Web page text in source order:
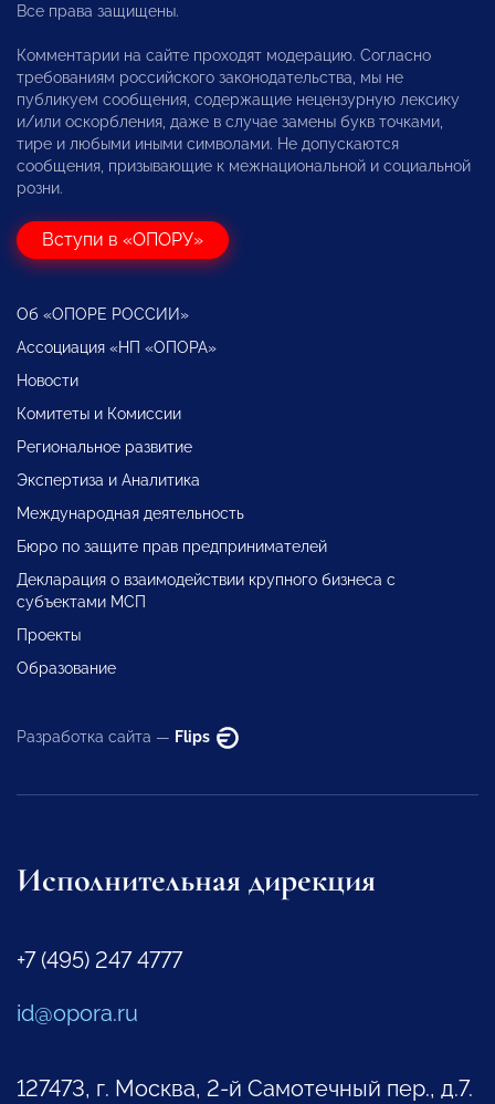
Все права защищены.
Комментарии на сайте проходят модерацию. Согласно
требованиям российского законодательства, мы не
публикуем сообщения, содержащие нецензурную лексику
и/или оскорбления, даже в случае замены букв точками,
тире и любыми иными символами. Не допускаются
сообщения, призывающие к межнациональной и социальной
розни.
Вступи в «ОПОРУ»
Об «ОПОРЕ РОССИИ»
Ассоциация «НП «ОПОРА»
Новости
Комитеты и Комиссии
Региональное развитие
Экспертиза и Аналитика
Международная деятельность
Бюро по защите прав предпринимателей
Декларация о взаимодействии крупного бизнеса с
субъектами МСП
Проекты
Образование
Разработка сайта — Flips
Исполнительная дирекция
+7 (495) 247 4777
id@opora.ru
127473, г. Москва, 2-й Самотечный пер., д.7.